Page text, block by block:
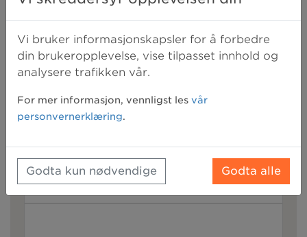
eventuell langvarig sykdom eller skade.
Sist oppdatert: 2. juni 2021 10:41
Bli medlem for å få tilgang til resten av
denne artikkelen
BLI MEDLEM
Vi bruker informasjonskapsler for å forbedre
din brukeropplevelse, vise tilpasset innhold og
analysere trafikken vår.
For mer informasjon, vennligst les vår
personvernerklæring.
Godta kun nødvendige Godta alle